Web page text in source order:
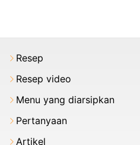
Resep
Resep video
Menu yang diarsipkan
Pertanyaan
Artikel